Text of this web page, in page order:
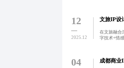
12
2025.12
文旅IP设
在文旅融合
字技术+情
04 成都商业